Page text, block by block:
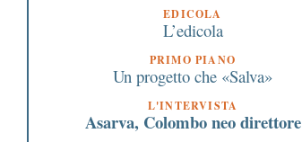
EDICOLA
L’edicola
PRIMO PIANO
Un progetto che «Salva»
L'INTERVISTA
Asarva, Colombo neo direttore